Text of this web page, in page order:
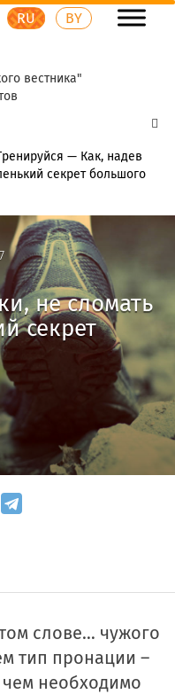
RU BY
вестника"
— Как, надев
секрет большого
не сломать
секрет
слове… чужого
тип пронации –
необходимо